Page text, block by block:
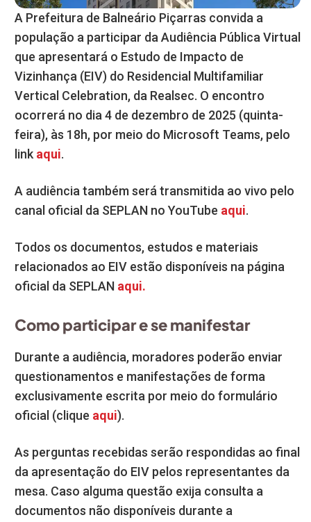
A Prefeitura de Balneário Piçarras convida a
população a participar da Audiência Pública Virtual
que apresentará o Estudo de Impacto de
Vizinhança (EIV) do Residencial Multifamiliar
Vertical Celebration, da Realsec. O encontro
ocorrerá no dia 4 de dezembro de 2025 (quinta-
feira), às 18h, por meio do Microsoft Teams, pelo
link aqui.
A audiência também será transmitida ao vivo pelo
canal oficial da SEPLAN no YouTube aqui.
Todos os documentos, estudos e materiais
relacionados ao EIV estão disponíveis na página
oficial da SEPLAN aqui.
Como participar e se manifestar
Durante a audiência, moradores poderão enviar
questionamentos e manifestações de forma
exclusivamente escrita por meio do formulário
oficial (clique aqui).
As perguntas recebidas serão respondidas ao final
da apresentação do EIV pelos representantes da
mesa. Caso alguma questão exija consulta a
documentos não disponíveis durante a